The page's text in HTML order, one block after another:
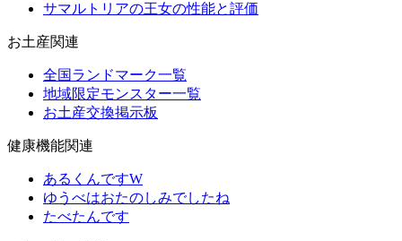
サマルトリアの王女の性能と評価
お土産関連
全国ランドマーク一覧
地域限定モンスター一覧
お土産交換掲示板
健康機能関連
あるくんですW
ゆうべはおたのしみでしたね
たべたんです